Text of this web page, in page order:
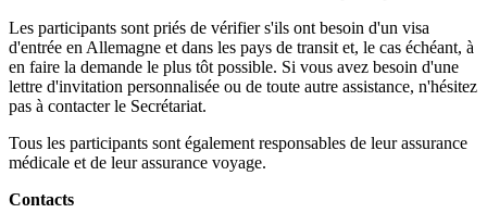
Les participants sont priés de vérifier s'ils ont besoin d'un visa
d'entrée en Allemagne et dans les pays de transit et, le cas échéant, à
en faire la demande le plus tôt possible. Si vous avez besoin d'une
lettre d'invitation personnalisée ou de toute autre assistance, n'hésitez
pas à contacter le Secrétariat.
Tous les participants sont également responsables de leur assurance
médicale et de leur assurance voyage.
Contacts